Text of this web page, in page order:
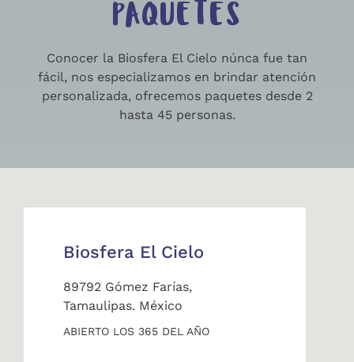
PAQUETES
Conocer la Biosfera El Cielo núnca fue tan
fácil, nos especializamos en brindar atención
personalizada, ofrecemos paquetes desde 2
hasta 45 personas.
Biosfera El Cielo
89792 Gómez Farías,
Tamaulipas. México
ABIERTO LOS 365 DEL AÑO